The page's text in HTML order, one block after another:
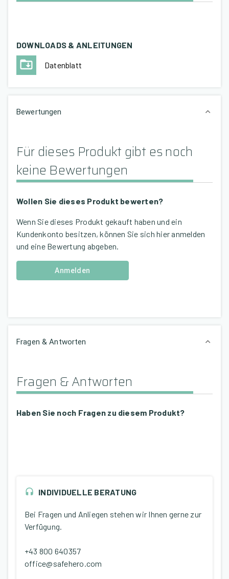
DOWNLOADS & ANLEITUNGEN
Datenblatt
Bewertungen
Für dieses Produkt gibt es noch
keine Bewertungen
Wollen Sie dieses Produkt bewerten?
Wenn Sie dieses Produkt gekauft haben und ein
Kundenkonto besitzen, können Sie sich hier anmelden
und eine Bewertung abgeben.
Anmelden
Fragen & Antworten
Fragen & Antworten
Haben Sie noch Fragen zu diesem Produkt?
INDIVIDUELLE BERATUNG
Bei Fragen und Anliegen stehen wir Ihnen gerne zur
Verfügung.
+43 800 640357
office@safehero.com